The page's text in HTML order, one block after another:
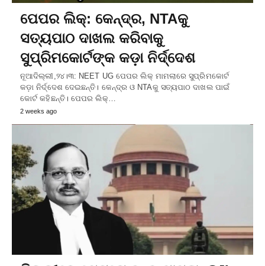
ପେପର ଲିକ୍‌: କେନ୍ଦ୍ର, NTAକୁ
ସତ୍ୟପାଠ ଦାଖଲ କରିବାକୁ
ସୁପ୍ରିମକୋର୍ଟଙ୍କ କଡ଼ା ନିର୍ଦ୍ଦେଶ
ନୂଆଦିଲ୍ଲୀ,୨୪।୩: NEET UG ପେପର ଲିକ୍‌ ମାମଲାରେ ସୁପ୍ରିମକୋର୍ଟ
କଡ଼ା ନିର୍ଦ୍ଦେଶ ଦେଇଛନ୍ତି। କେନ୍ଦ୍ର ଓ NTAକୁ ସତ୍ୟପାଠ ଦାଖଲ ପାଇଁ
କୋର୍ଟ କହିଛନ୍ତି। ପେପର ଲିକ୍‌…
2 weeks ago